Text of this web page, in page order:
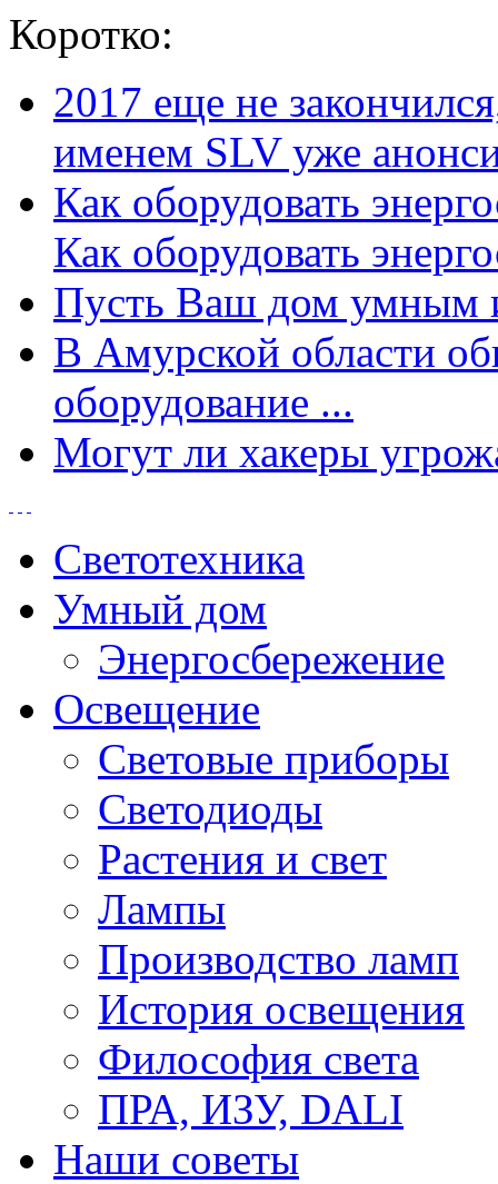
Коротко:
2017 еще не
именем SLV уже
Как оборудовать
Как оборудовать
Пусть Ваш дом умным
В Амурской области
оборудование ...
Могут ли хакеры
Светотехника
Умный дом
Энергосбережение
Освещение
Световые приборы
Светодиоды
Растения и свет
Лампы
Производство ламп
История освещения
Философия света
ПРА, ИЗУ, DALI
Наши советы